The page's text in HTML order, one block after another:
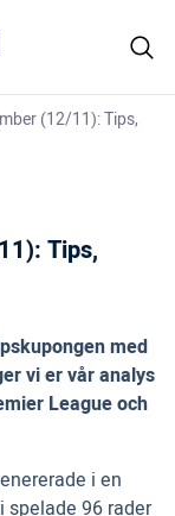
(12/11): Tips,
Tips,
med
vi er vår analys
League och
i en
spelade 96 rader